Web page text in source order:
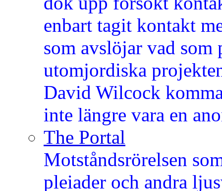
enbart tagit kontakt
som avslöjar vad
utomjordiska
David Wilcock
inte längre vara en
The Portal
Motståndsrörelsen
pleiader och andra